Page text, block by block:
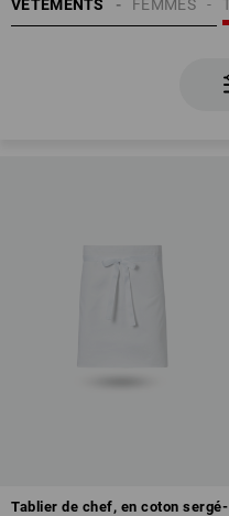
VÊTEMENTS FEMMES
Tablier de chef, en coton sergé-